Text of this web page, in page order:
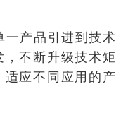
产品引进到技术
不断升级技术矩
应不同应用的产